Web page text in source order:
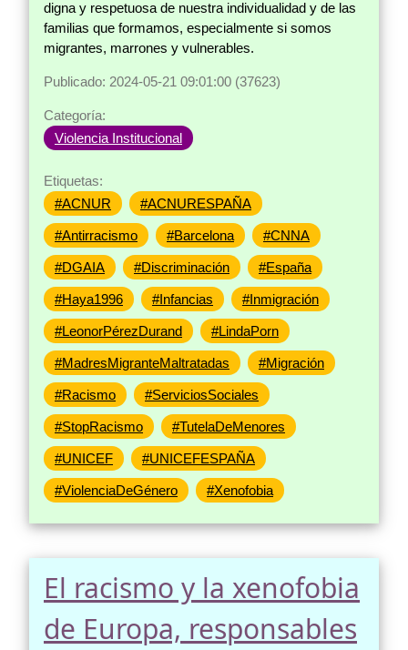
digna y respetuosa de nuestra individualidad y de las
familias que formamos, especialmente si somos
migrantes, marrones y vulnerables.
Publicado: 2024-05-21 09:01:00 (37623)
Categoría:
Violencia Institucional
Etiquetas:
#ACNUR
#ACNURESPAÑA
#Antirracismo #Barcelona #CNNA
#DGAIA #Discriminación #España
#Haya1996 #Infancias #Inmigración
#LeonorPérezDurand #LindaPorn
#MadresMigranteMaltratadas #Migración
#Racismo #ServiciosSociales
#StopRacismo #TutelaDeMenores
#UNICEF #UNICEFESPAÑA
#ViolenciaDeGénero #Xenofobia
El racismo y la xenofobia
de Europa, responsables